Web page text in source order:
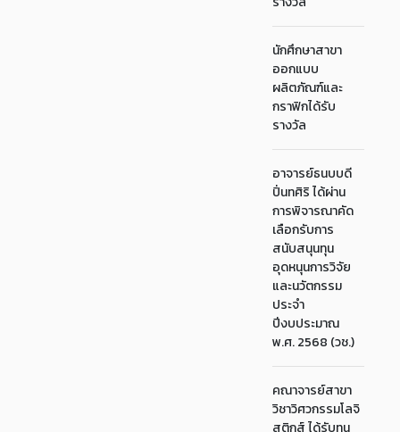
นักศึกษาสาขา
ออกแบบ
ผลิตภัณฑ์และ
กราฟิกได้รับ
รางวัล
อาจารย์ธนบบดี
ปิ่นทศิริ ได้ผ่าน
การพิจารณาคัด
เลือกรับการ
สนับสนุนทุน
อุดหนุนการวิจัย
และนวัตกรรม
ประจำ
ปีงบประมาณ
พ.ศ. 2568 (วช.)
คณาจารย์สาขา
วิชาวิศวกรรมโลจิ
สติกส์ ได้รับทุน